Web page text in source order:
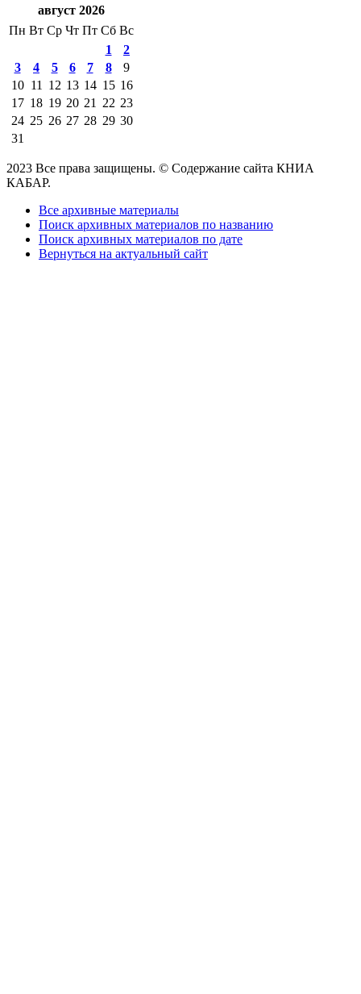
август 2026
Пн Вт Ср Чт Пт Сб Вс
1
2
3
4 5 6 7 8
9
10 11 12 13 14 15 16
17 18 19 20 21 22 23
24 25 26 27 28 29 30
31
2023 Все права защищены. © Содержание сайта КНИА
КАБАР.
Все архивные материалы
Поиск архивных материалов по названию
Поиск архивных материалов по дате
Вернуться на актуальный сайт